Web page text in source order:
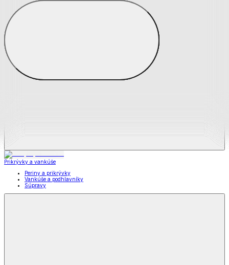
Zobraziť všetko
Všetko z Matrace a matracové chrániče
Matrace
Chrániče na matrace
Prikrývky a vankúše
Periny a prikrývky
Vankúše a podhlavníky
Súpravy